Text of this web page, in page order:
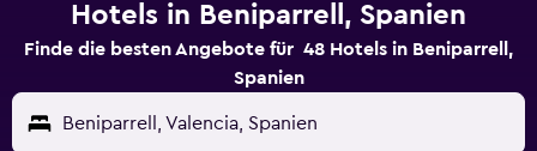
Hotels in Beniparrell, Spanien
Finde die besten Angebote für 48 Hotels in Beniparrell,
Spanien
Beniparrell, Valencia, Spanien